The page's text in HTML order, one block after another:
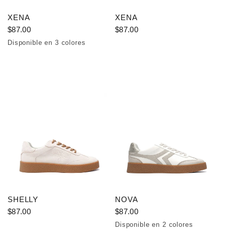
XENA
$87.00
Beige
PinkGreen
Disponible en 3 colores
XENA
$87.00
SHELLY
$87.00
NOVA
$87.00
Beige
Pink
Disponible en 2 colores